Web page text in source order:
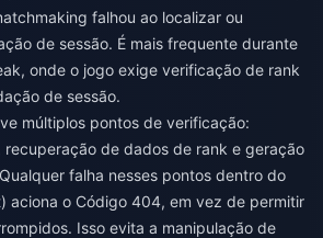
falhou ao localizar ou
de sessão. É mais frequente durante
onde o jogo exige verificação de rank
de sessão.
múltiplos pontos de verificação:
de dados de rank e geração
falha nesses pontos dentro do
aciona o Código 404, em vez de permitir
Isso evita a manipulação de